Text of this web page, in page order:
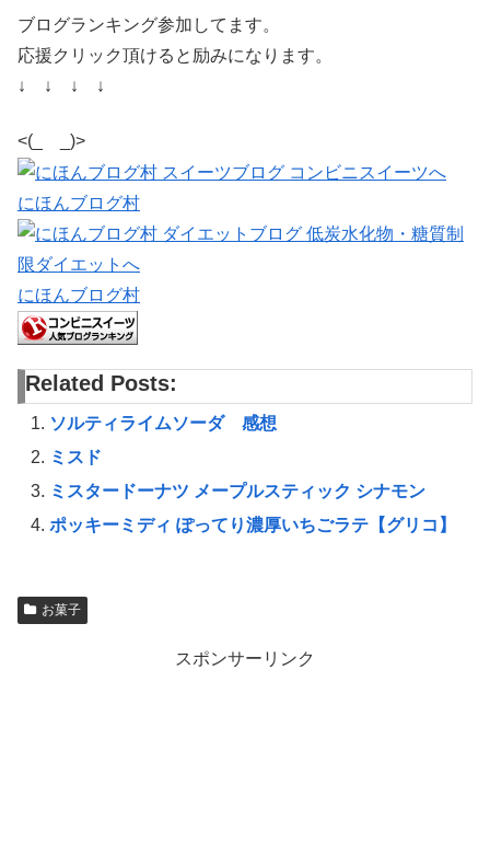
ブログランキング参加してます。
応援クリック頂けると励みになります。
↓ ↓ ↓ ↓
<(_ _)>
にほんブログ村
にほんブログ村
Related Posts:
ソルティライムソーダ 感想
ミスド
ミスタードーナツ メープルスティック シナモン
ポッキーミディ ぽってり濃厚いちごラテ【グリコ】
お菓子
スポンサーリンク